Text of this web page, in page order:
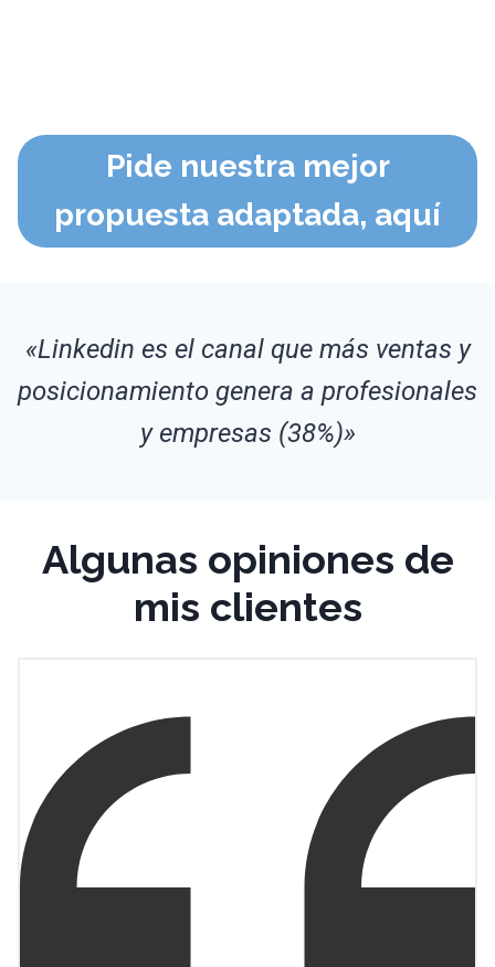
Pide nuestra mejor
propuesta adaptada, aquí
«Linkedin es el canal que más ventas y
posicionamiento genera a profesionales
y empresas (38%)»
Algunas opiniones de
mis clientes